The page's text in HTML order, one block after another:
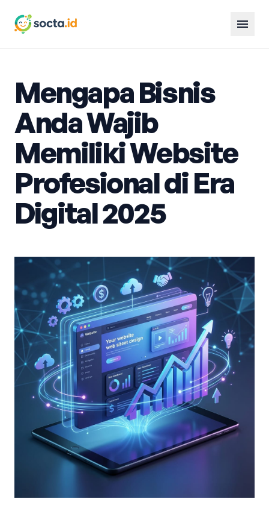
menu
Bahasa Indonesia English 中文
Mengapa Bisnis
Anda Wajib
Memiliki Website
Profesional di Era
Digital 2025